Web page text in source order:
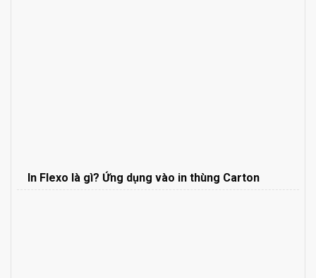
In Flexo là gì? Ứng dụng vào in thùng Carton